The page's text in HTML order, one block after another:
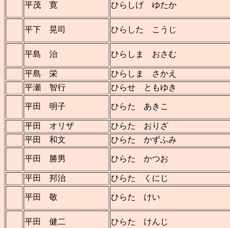
平茂 寛 ひらしげ ゆたか
平下 晃司 ひらした こうじ
平島 治 ひらしま おさむ
平島 栄
ひらしま さかえ
平瀬 智行
ひらせ ともゆき
平田 明子 ひらた あきこ
平田 オリザ
ひらた おりざ
平田 和文
ひらた かずふみ
平田 勝男 ひらた かつお
平田 邦治 ひらた くにじ
平田 敬 ひらた けい
平田 健二 ひらた けんじ